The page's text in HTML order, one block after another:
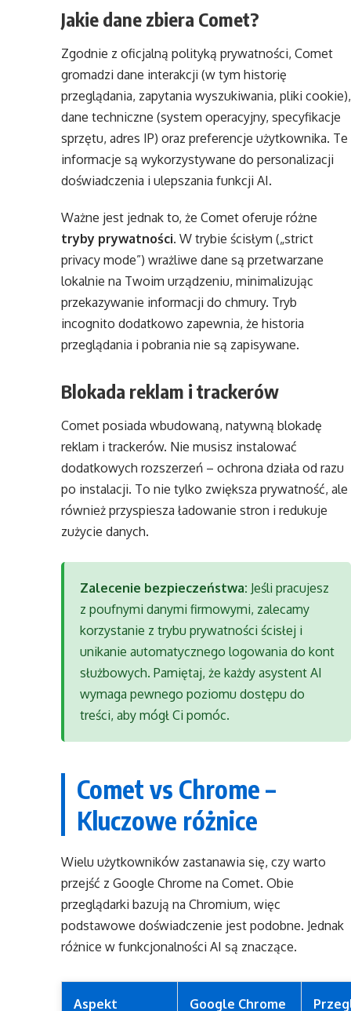
Jakie dane zbiera Comet?
Zgodnie z oficjalną polityką prywatności, Comet
gromadzi dane interakcji (w tym historię
przeglądania, zapytania wyszukiwania, pliki cookie),
dane techniczne (system operacyjny, specyfikacje
sprzętu, adres IP) oraz preferencje użytkownika. Te
informacje są wykorzystywane do personalizacji
doświadczenia i ulepszania funkcji AI.
Ważne jest jednak to, że Comet oferuje różne
tryby prywatności. W trybie ścisłym („strict
privacy mode”) wrażliwe dane są przetwarzane
lokalnie na Twoim urządzeniu, minimalizując
przekazywanie informacji do chmury. Tryb
incognito dodatkowo zapewnia, że historia
przeglądania i pobrania nie są zapisywane.
Blokada reklam i trackerów
Comet posiada wbudowaną, natywną blokadę
reklam i trackerów. Nie musisz instalować
dodatkowych rozszerzeń – ochrona działa od razu
po instalacji. To nie tylko zwiększa prywatność, ale
również przyspiesza ładowanie stron i redukuje
zużycie danych.
Zalecenie bezpieczeństwa: Jeśli pracujesz
z poufnymi danymi firmowymi, zalecamy
korzystanie z trybu prywatności ścisłej i
unikanie automatycznego logowania do kont
służbowych. Pamiętaj, że każdy asystent AI
wymaga pewnego poziomu dostępu do
treści, aby mógł Ci pomóc.
Comet vs Chrome –
Kluczowe różnice
Wielu użytkowników zastanawia się, czy warto
przejść z Google Chrome na Comet. Obie
przeglądarki bazują na Chromium, więc
podstawowe doświadczenie jest podobne. Jednak
różnice w funkcjonalności AI są znaczące.
Aspekt Google Chrome